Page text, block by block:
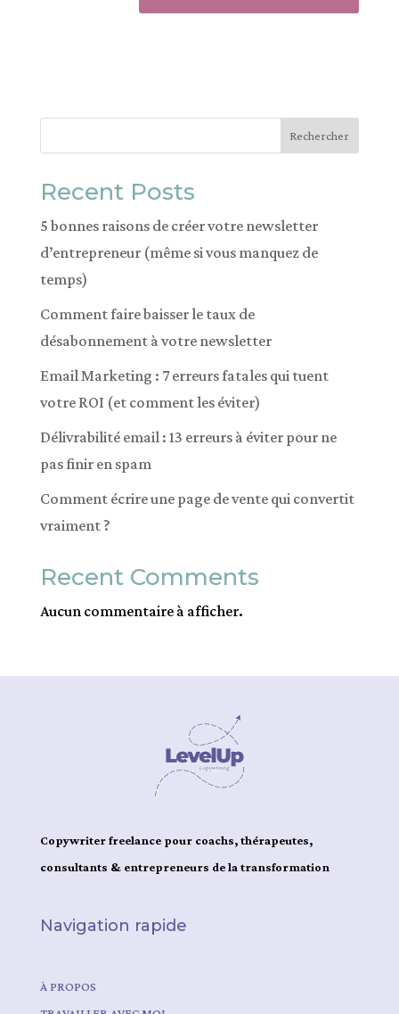
a
:
Rechercher
Recent Posts
5 bonnes raisons de créer votre newsletter
d’entrepreneur (même si vous manquez de
temps)
Comment faire baisser le taux de
désabonnement à votre newsletter
Email Marketing : 7 erreurs fatales qui tuent
votre ROI (et comment les éviter)
Délivrabilité email : 13 erreurs à éviter pour ne
pas finir en spam
Comment écrire une page de vente qui convertit
vraiment ?
Recent Comments
Aucun commentaire à afficher.
Copywriter freelance pour coachs, thérapeutes,
consultants & entrepreneurs de la transformation
Navigation rapide
À PROPOS